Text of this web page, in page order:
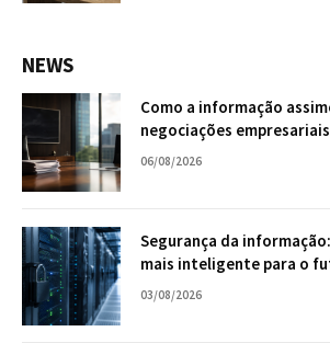
NEWS
Como a informação
negociações
06/08/2026
Segurança da
mais inteligente para o
empresa
03/08/2026